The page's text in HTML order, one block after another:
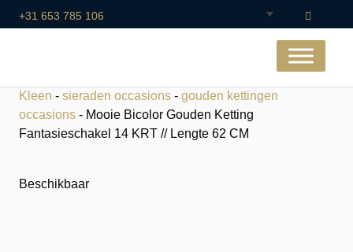
+31 653 785 106
Kleen - sieraden occasions - gouden kettingen
occasions - Mooie Bicolor Gouden Ketting
Fantasieschakel 14 KRT // Lengte 62 CM
Beschikbaar